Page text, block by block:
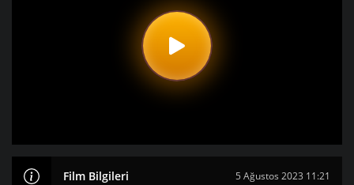
Film Bilgileri 5 Ağustos 2023 11:21